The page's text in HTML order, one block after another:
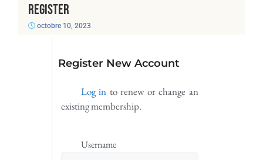
Register
octobre 10, 2023
Register New Account
Log in to renew or change an
existing membership.
Username